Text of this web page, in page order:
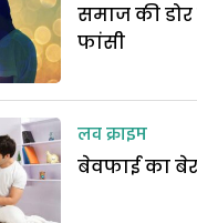
समाज की डोर
फांसी
लव क्राइम
बेवफाई का